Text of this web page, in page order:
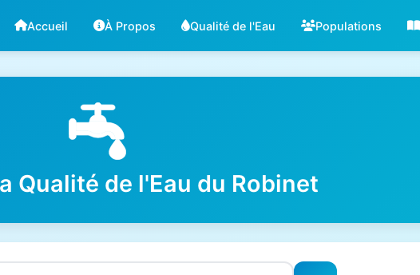
Accueil À Propos Qualité de l'Eau Populations
Qualité de l'Eau du Robinet